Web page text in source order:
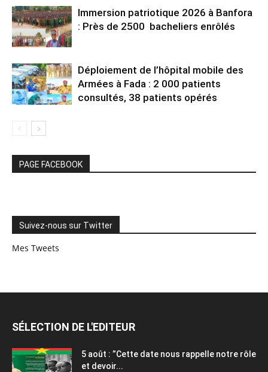
Immersion patriotique 2026 à Banfora
: Près de 2500 bacheliers enrôlés
Déploiement de l’hôpital mobile des
Armées à Fada : 2 000 patients
consultés, 38 patients opérés
PAGE FACEBOOK
Suivez-nous sur Twitter
Mes Tweets
SÉLECTION DE L'EDITEUR
5 août : ”Cette date nous rappelle notre rôle
et devoir...